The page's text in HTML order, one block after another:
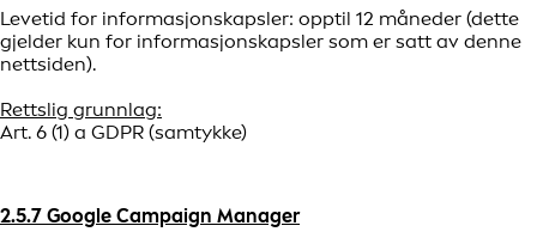
Levetid for informasjonskapsler: opptil 12 måneder (dette
gjelder kun for informasjonskapsler som er satt av denne
nettsiden).
Rettslig grunnlag:
Art. 6 (1) a GDPR (samtykke)
2.5.7 Google Campaign Manager